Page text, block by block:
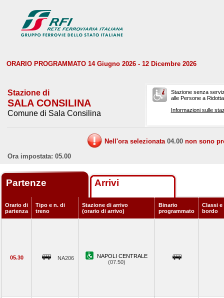
ORARIO PROGRAMMATO 14 Giugno 2026 - 12 Dicembre 2026
Stazione di
SALA CONSILINA
Comune di Sala Consilina
Stazione senza
alle Persone a
Informazioni sulle
Nell'ora selezionata 04.00 non sono
Ora impostata: 05.00
Partenze Arrivi
Orario di
partenza
Tipo e n. di
treno
Stazione di arrivo
(orario di arrivo)
Binario
programmato
Classi e
bordo
05.30 NA206
NAPOLI CENTRALE
(07.50)